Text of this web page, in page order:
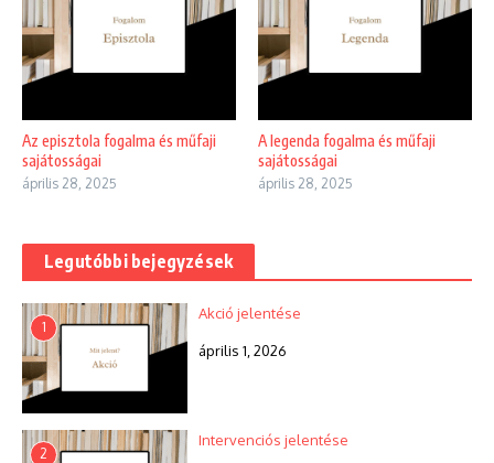
Az episztola fogalma és műfaji
sajátosságai
április 28, 2025
A legenda fogalma és műfaji
sajátosságai
április 28, 2025
Legutóbbi bejegyzések
1
Akció jelentése
április 1, 2026
2
Intervenciós jelentése